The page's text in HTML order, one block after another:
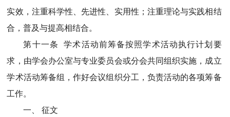
实效，注重科学性、先进性、实用性；注重理论与实践相结
合，普及与提高相结合。
第十一条 学术活动前筹备按照学术活动执行计划要
求，由学会办公室与专业委员会或分会共同组织实施，成立
学术活动筹备组，作好会议组织分工，负责活动的各项筹备
工作。
一、 征文